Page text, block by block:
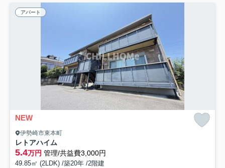
アパート
NEW
伊勢崎市東本町
レトアハイム
5.4万円 管理/共益費3,000円
49.85㎡ (2LDK) /築20年 /2階建